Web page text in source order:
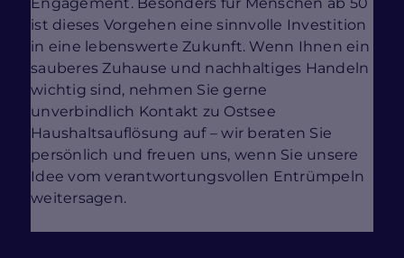
Engagement. Besonders für Menschen ab 50
ist dieses Vorgehen eine sinnvolle Investition
in eine lebenswerte Zukunft. Wenn Ihnen ein
sauberes Zuhause und nachhaltiges Handeln
wichtig sind, nehmen Sie gerne
unverbindlich Kontakt zu Ostsee
Haushaltsauflösung auf – wir beraten Sie
persönlich und freuen uns, wenn Sie unsere
Idee vom verantwortungsvollen Entrümpeln
weitersagen.